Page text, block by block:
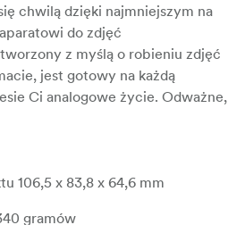
chwilą dzięki najmniejszym na
do zdjęć
z myślą o robieniu zdjęć
jest gotowy na każdą
Ci analogowe życie. Odważne,
106,5 x 83,8 x 64,6 mm
gramów